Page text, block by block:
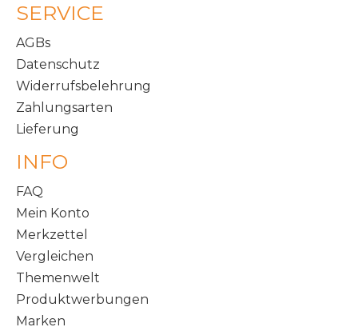
SERVICE
AGBs
Datenschutz
Widerrufsbelehrung
Zahlungsarten
Lieferung
INFO
FAQ
Mein Konto
Merkzettel
Vergleichen
Themenwelt
Produktwerbungen
Marken